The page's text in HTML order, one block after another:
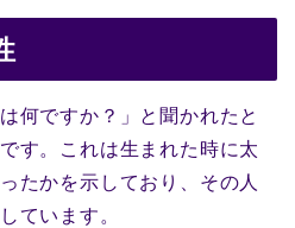
何ですか？」と聞かれたと
す。これは生まれた時に太
たかを示しており、その人
ています。